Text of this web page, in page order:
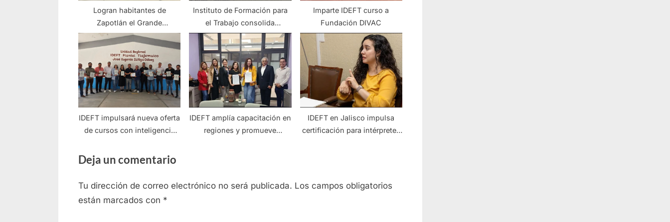
Logran habitantes de
Zapotlán el Grande
capacitarse para fortalecer su
desarrollo
Instituto de Formación para
el Trabajo consolida
acuerdos para capacitación
en Los Altos
Imparte IDEFT curso a
Fundación DIVAC
IDEFT impulsará nueva oferta
de cursos con inteligencia
IDEFT amplía capacitación en
regiones y promueve
IDEFT en Jalisco impulsa
certificación para intérpretes
Deja un comentario
Tu dirección de correo electrónico no será publicada. Los campos obligatorios
están marcados con *